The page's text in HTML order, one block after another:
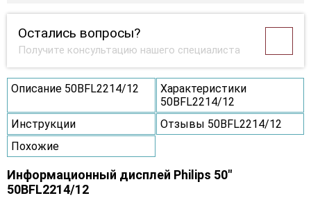
Остались вопросы?
Получите консультацию нашего специалиста
Описание 50BFL2214/12
Характеристики
50BFL2214/12
Инструкции
Отзывы 50BFL2214/12
Похожие
Информационный дисплей Philips 50"
50BFL2214/12